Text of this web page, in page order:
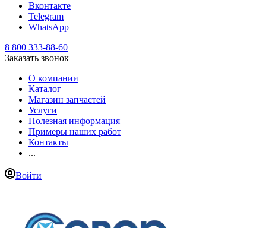
Вконтакте
Telegram
WhatsApp
8 800 333-88-60
Заказать звонок
О компании
Каталог
Магазин запчастей
Услуги
Полезная информация
Примеры наших работ
Контакты
...
Войти